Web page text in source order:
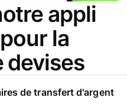
appli
la
devises
de transfert d'argent